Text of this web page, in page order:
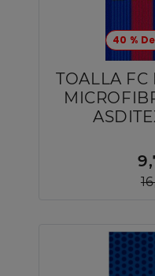
40 %
TOALLA FC